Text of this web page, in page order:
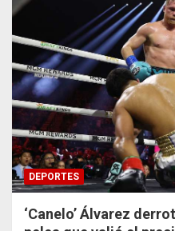
DEPORTES
‘Canelo’ Álvarez